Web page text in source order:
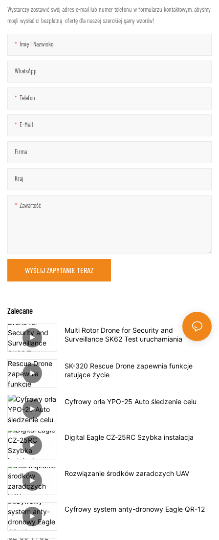
Wystarczy zostawić swój adres e-mail lub numer telefonu w formularzu kontaktowym, abyśmy
mogli wysłać ci bezpłatną ofertę dla naszej szerokiej gamy wzorów!
Imię I Nazwisko
WhatsApp
Telefon
E-Mail
Firma
Kraj
Zawartość
WYŚLIJ ZAPYTANIE TERAZ
Zalecane
Multi Rotor Drone for Security and
Surveillance SK62 Test uruchamiania
SK-320 Rescue Drone zapewnia funkcje
ratujące życie
Cyfrowy orła YPO-25 Auto śledzenie celu
Digital Eagle CZ-25RC Szybka instalacja
Rozwiązanie środków zaradczych UAV
Cyfrowy system anty-dronowy Eagle QR-12